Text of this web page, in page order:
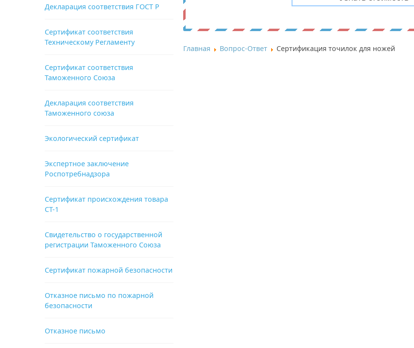
Декларация соответствия ГОСТ Р
Сертификат соответствия
Техническому Регламенту
Сертификат соответствия
Таможенного Союза
Декларация соответствия
Таможенного союза
Экологический сертификат
Экспертное заключение
Роспотребнадзора
Сертификат происхождения товара
СТ-1
Свидетельство о государственной
регистрации Таможенного Союза
Сертификат пожарной безопасности
Отказное письмо по пожарной
безопасности
Отказное письмо
Главная Вопрос-Ответ Сертификация точилок для ножей